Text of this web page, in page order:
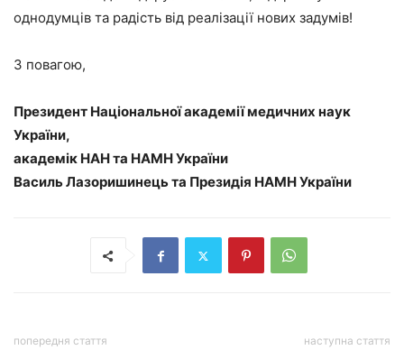
однодумців та радість від реалізації нових задумів!
З повагою,
Президент Національної академії медичних наук
України,
академік НАН та НАМН України
Василь Лазоришинець та Президія НАМН України
попередня стаття наступна стаття